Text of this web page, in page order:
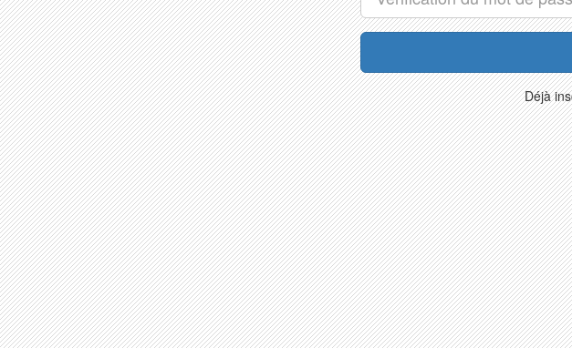
Déjà